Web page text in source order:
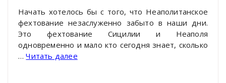
Начать хотелось бы с того, что Неаполитанское
фехтование незаслуженно забыто в наши дни.
Это фехтование Сицилии и Неаполя
одновременно и мало кто сегодня знает, сколько
…Читать далее